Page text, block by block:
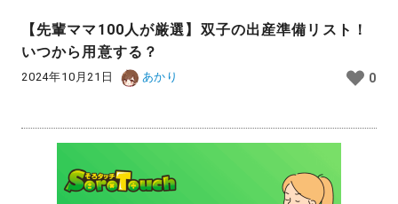
【先輩ママ100人が厳選】双子の出産準備リスト！
いつから用意する？
2024年10月21日 あかり 0